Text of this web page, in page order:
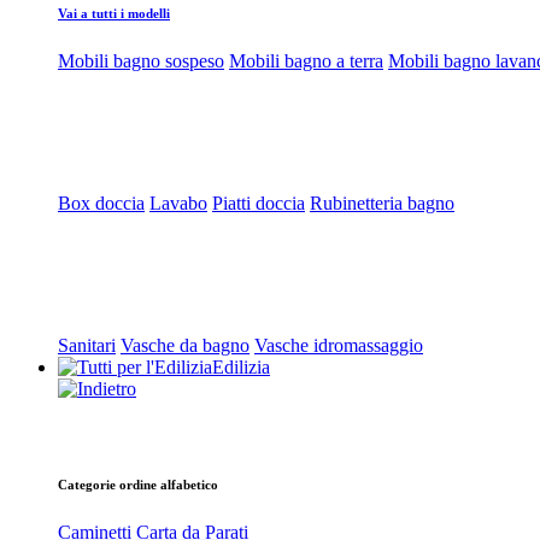
Vai a tutti i modelli
Mobili bagno sospeso Mobili bagno a terra Mobili bagno
Box doccia Lavabo Piatti doccia Rubinetteria bagno
Sanitari Vasche da bagno Vasche idromassaggio
Edilizia
Categorie ordine alfabetico
Caminetti Carta da Parati